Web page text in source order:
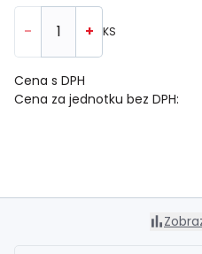
- + KS
Cena za jednotku bez DPH:
Cena s DPH